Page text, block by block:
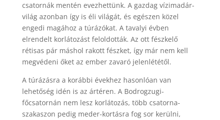
csatornák mentén evezhettünk. A gazdag vízimadár-
világ azonban így is éli világát, és egészen közel
engedi magához a túrázókat. A tavalyi évben
elrendelt korlátozást feloldották. Az ott fészkelő
rétisas pár máshol rakott fészket, így már nem kell
megvédeni őket az ember zavaró jelenlététől.
A túrázásra a korábbi évekhez hasonlóan van
lehetőség idén is az ártéren. A Bodrogzugi-
főcsatornán nem lesz korlátozás, több csatorna-
szakaszon pedig meder-kortásra fog sor kerülni,